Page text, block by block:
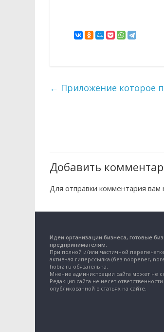
← Приложение которое
Добавить
Для отправки комментария
Идеи организации бизнеса, готовые
предпринимателям.
При полной и/или частичной
активная гиперссылка (без noopener,
hobiz.ru обязательна.
Мнение администрации сайта может не
Редакция сайта не несет
опубликованной в статьях на сайте.